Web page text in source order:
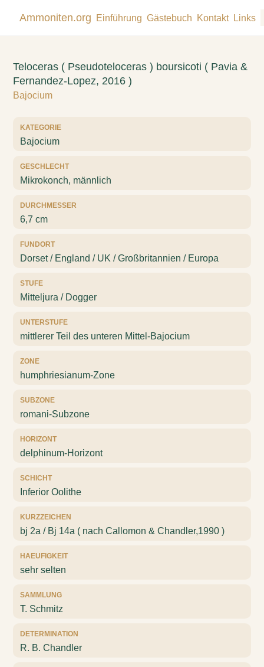
Ammoniten.org Einführung Gästebuch Kontakt Links
Teloceras ( Pseudoteloceras ) boursicoti ( Pavia &
Fernandez-Lopez, 2016 )
Bajocium
KATEGORIE
Bajocium
GESCHLECHT
Mikrokonch, männlich
DURCHMESSER
6,7 cm
FUNDORT
Dorset / England / UK / Großbritannien / Europa
STUFE
Mitteljura / Dogger
UNTERSTUFE
mittlerer Teil des unteren Mittel-Bajocium
ZONE
humphriesianum-Zone
SUBZONE
romani-Subzone
HORIZONT
delphinum-Horizont
SCHICHT
Inferior Oolithe
KURZZEICHEN
bj 2a / Bj 14a ( nach Callomon & Chandler,1990 )
HAEUFIGKEIT
sehr selten
SAMMLUNG
T. Schmitz
DETERMINATION
R. B. Chandler